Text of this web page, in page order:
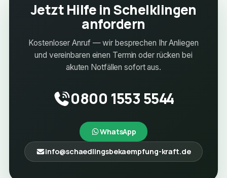
Jetzt Hilfe in Schelklingen
anfordern
Kostenloser Anruf — wir besprechen Ihr Anliegen
und vereinbaren einen Termin oder rücken bei
akuten Notfällen sofort aus.
0800 1553 5544
WhatsApp
info@schaedlingsbekaempfung-kraft.de